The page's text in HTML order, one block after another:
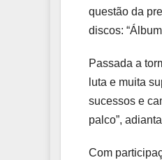
questão da
discos:
Passada a
luta e muita
sucessos e
palco”,
Com